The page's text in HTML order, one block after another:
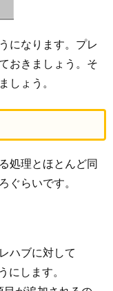
になります。プレ
おきましょう。そ
しょう。
処理とほとんど同
ぐらいです。
ハブに対して
にします。